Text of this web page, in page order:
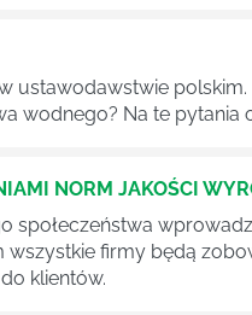
wodnego? Na te
NORM JAKOŚCI
wszystkie firmy będą
klientów.